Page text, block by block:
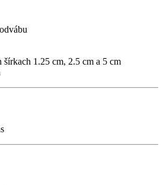
1.25 cm, 2.5 cm a 5 cm